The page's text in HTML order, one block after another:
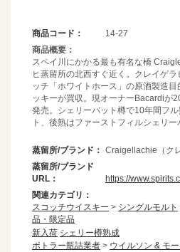
商品コード：
14-27
商品概要：
スペイ川にかかる最も有名な橋
ヒ蒸留所の北西すぐ近く。クレイゲ
ッチ「ホワイトホース」の原酒製造
ッキーが買収。現オーナーBacardiが
発売。シェリーバット樽で10年間フ
ト、後熟はファーストフィルシェリー
蒸留所/ブランド： Craigellachie（ク
蒸留所/ブランド
URL：
https://
関連カテゴリ：
スコッチウイスキー > シングルモルト
品・限定品
新入荷 シェリー樽熟成
ボトラー瓶詰業者 > ウイルソン & モ